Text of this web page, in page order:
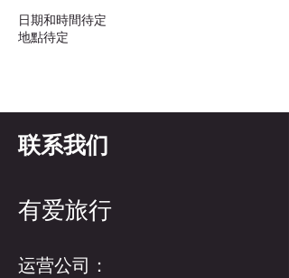
日期和時間待定
地點待定
联系我们
有爱旅行
运营公司：